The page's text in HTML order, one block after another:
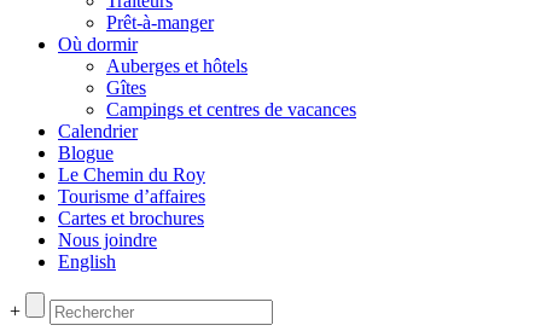
Prêt-à-manger
Où dormir
Auberges et hôtels
Gîtes
Campings et centres de vacances
Calendrier
Blogue
Le Chemin du Roy
Tourisme d’affaires
Cartes et brochures
Nous joindre
English
+